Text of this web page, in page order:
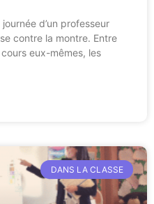
d’un professeur
contre la montre. Entre
eux-mêmes, les
DANS LA CLASSE